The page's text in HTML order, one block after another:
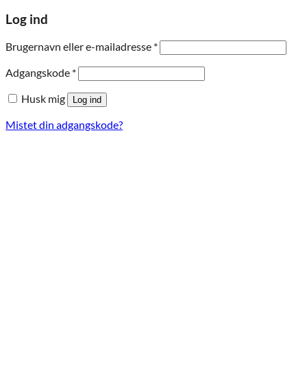
Log ind
Brugernavn eller e-mailadresse *Påkrævet
Adgangskode *Påkrævet
Husk mig Log ind
Mistet din adgangskode?